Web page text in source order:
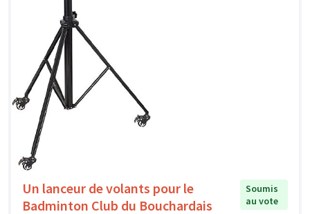
Un lanceur de volants pour le
Badminton Club du Bouchardais
Soumis
au vote